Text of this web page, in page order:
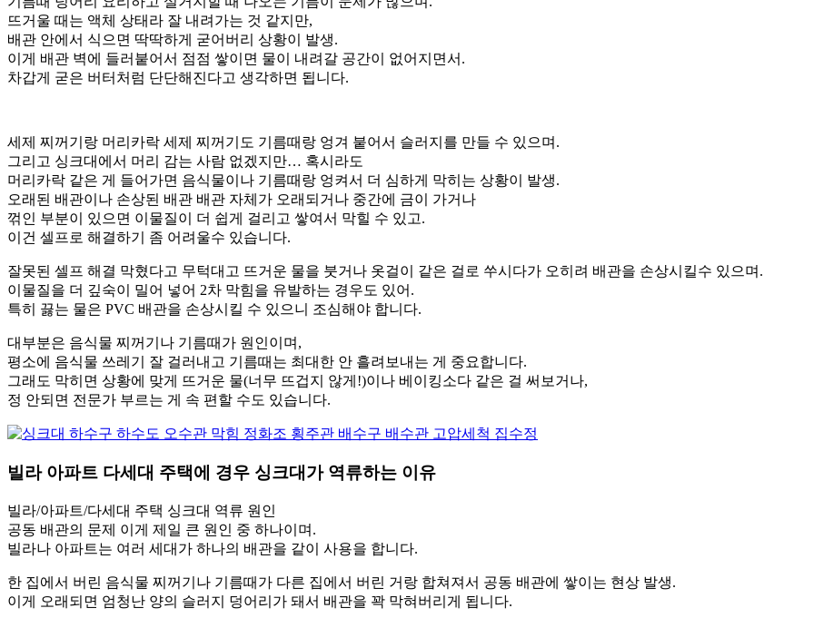
뜨거울 때는 액체 상태라 잘 내려가는 것 같지만,
배관 안에서 식으면 딱딱하게 굳어버리 상황이 발생.
이게 배관 벽에 들러붙어서 점점 쌓이면 물이 내려갈 공간이 없어지면서.
차갑게 굳은 버터처럼 단단해진다고 생각하면 됩니다.
세제 찌꺼기랑 머리카락 세제 찌꺼기도 기름때랑 엉겨 붙어서 슬러지를 만들 수 있으며.
그리고 싱크대에서 머리 감는 사람 없겠지만… 혹시라도
머리카락 같은 게 들어가면 음식물이나 기름때랑 엉켜서 더 심하게 막히는 상황이 발생.
오래된 배관이나 손상된 배관 배관 자체가 오래되거나 중간에 금이 가거나
꺾인 부분이 있으면 이물질이 더 쉽게 걸리고 쌓여서 막힐 수 있고.
이건 셀프로 해결하기 좀 어려울수 있습니다.
잘못된 셀프 해결 막혔다고 무턱대고 뜨거운 물을 붓거나 옷걸이 같은 걸로 쑤시다가 오히려 배관을 손상시킬수 있으며.
이물질을 더 깊숙이 밀어 넣어 2차 막힘을 유발하는 경우도 있어.
특히 끓는 물은 PVC 배관을 손상시킬 수 있으니 조심해야 합니다.
대부분은 음식물 찌꺼기나 기름때가 원인이며,
평소에 음식물 쓰레기 잘 걸러내고 기름때는 최대한 안 흘려보내는 게 중요합니다.
그래도 막히면 상황에 맞게 뜨거운 물(너무 뜨겁지 않게!)이나 베이킹소다 같은 걸 써보거나,
정 안되면 전문가 부르는 게 속 편할 수도 있습니다.
빌라 아파트 다세대 주택에 경우 싱크대가 역류하는 이유
빌라/아파트/다세대 주택 싱크대 역류 원인
공동 배관의 문제 이게 제일 큰 원인 중 하나이며.
빌라나 아파트는 여러 세대가 하나의 배관을 같이 사용을 합니다.
한 집에서 버린 음식물 찌꺼기나 기름때가 다른 집에서 버린 거랑 합쳐져서 공동 배관에 쌓이는 현상 발생.
이게 오래되면 엄청난 양의 슬러지 덩어리가 돼서 배관을 꽉 막혀버리게 됩니다.